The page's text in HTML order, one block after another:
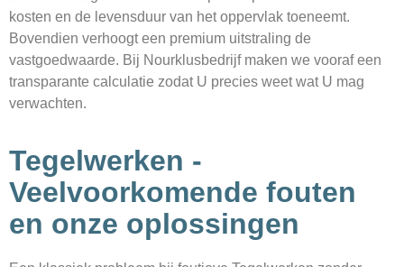
kosten en de levensduur van het oppervlak toeneemt.
Bovendien verhoogt een premium uitstraling de
vastgoedwaarde. Bij Nourklusbedrijf maken we vooraf een
transparante calculatie zodat U precies weet wat U mag
verwachten.
Tegelwerken -
Veelvoorkomende fouten
en onze oplossingen